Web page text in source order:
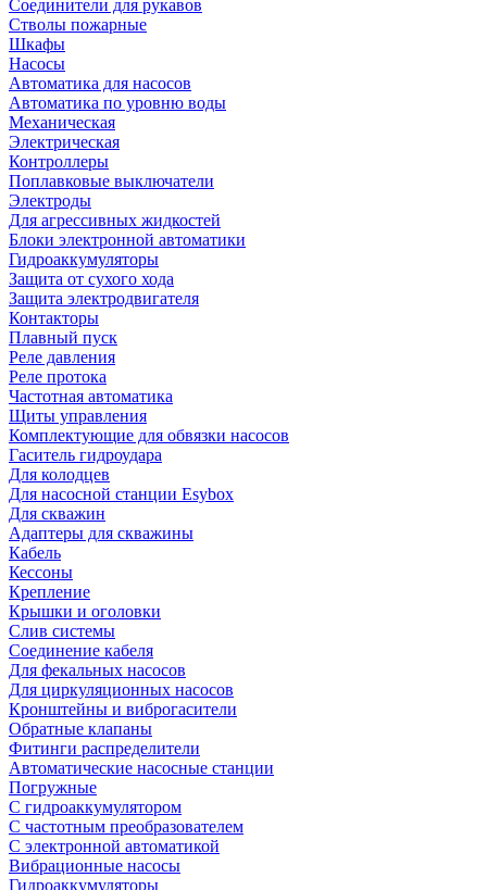
Соединители для рукавов
Стволы пожарные
Шкафы
Насосы
Автоматика для насосов
Автоматика по уровню воды
Механическая
Электрическая
Контроллеры
Поплавковые выключатели
Электроды
Для агрессивных жидкостей
Блоки электронной автоматики
Гидроаккумуляторы
Защита от сухого хода
Защита электродвигателя
Контакторы
Плавный пуск
Реле давления
Реле протока
Частотная автоматика
Щиты управления
Комплектующие для обвязки насосов
Гаситель гидроудара
Для колодцев
Для насосной станции Esybox
Для скважин
Адаптеры для скважины
Кабель
Кессоны
Крепление
Крышки и оголовки
Слив системы
Соединение кабеля
Для фекальных насосов
Для циркуляционных насосов
Кронштейны и виброгасители
Обратные клапаны
Фитинги распределители
Автоматические насосные станции
Погружные
С гидроаккумулятором
С частотным преобразователем
С электронной автоматикой
Вибрационные насосы
Гидроаккумуляторы